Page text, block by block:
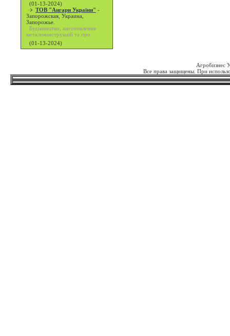
(01-13-2024)
ТОВ "Ангари України" -
Запорожская, Украина,
Запорожье.
Будівництво, виготовлення
металоконструкцій та про
(01-13-2024)
Агробизнес
Все права защищены. При